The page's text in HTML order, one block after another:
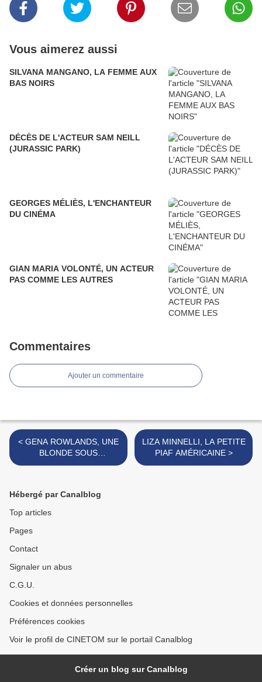
Vous aimerez aussi
SILVANA MANGANO, LA FEMME AUX
BAS NOIRS
DÉCÈS DE L'ACTEUR SAM NEILL
(JURASSIC PARK)
GEORGES MÉLIÈS, L'ENCHANTEUR
DU CINÉMA
GIAN MARIA VOLONTÉ, UN ACTEUR
PAS COMME LES AUTRES
Commentaires
Ajouter un commentaire
< GENA ROWLANDS, UNE
BLONDE SOUS
INFLUENCE !
LIZA MINNELLI, LA PETITE
PIAF AMÉRICAINE >
Hébergé par Canalblog
Top articles
Pages
Contact
Signaler un abus
C.G.U.
Cookies et données personnelles
Préférences cookies
Voir le profil de CINETOM sur le portail Canalblog
Créer un blog sur Canalblog